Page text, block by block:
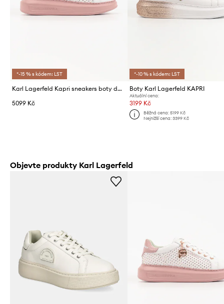
*-15 % s kódem: LST
Karl Lagerfeld Kapri sneakers boty dámské kožené
5099 Kč
*-10 % s kódem: LST
Boty Karl Lagerfeld KAPRI
Aktuální cena:
3199 Kč
Běžná cena: 5199 Kč
Nejnižší cena: 3399 Kč
Objevte produkty Karl Lagerfeld